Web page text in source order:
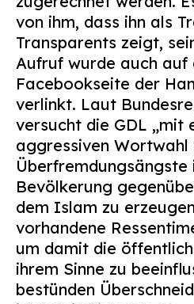
von ihm, dass ihn als
Transparents zeigt,
Aufruf wurde auch auf
Facebookseite der
verlinkt. Laut
versucht die GDL „mit
aggressiven Wortwahl
Überfremdungsängste
Bevölkerung
dem Islam zu
vorhandene
um damit die
ihrem Sinne zu
bestünden